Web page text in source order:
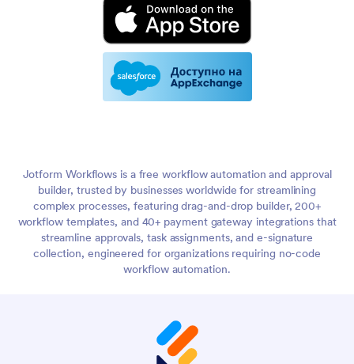
Jotform Workflows is a free workflow automation and approval
builder, trusted by businesses worldwide for streamlining
complex processes, featuring drag-and-drop builder, 200+
workflow templates, and 40+ payment gateway integrations that
streamline approvals, task assignments, and e-signature
collection, engineered for organizations requiring no-code
workflow automation.